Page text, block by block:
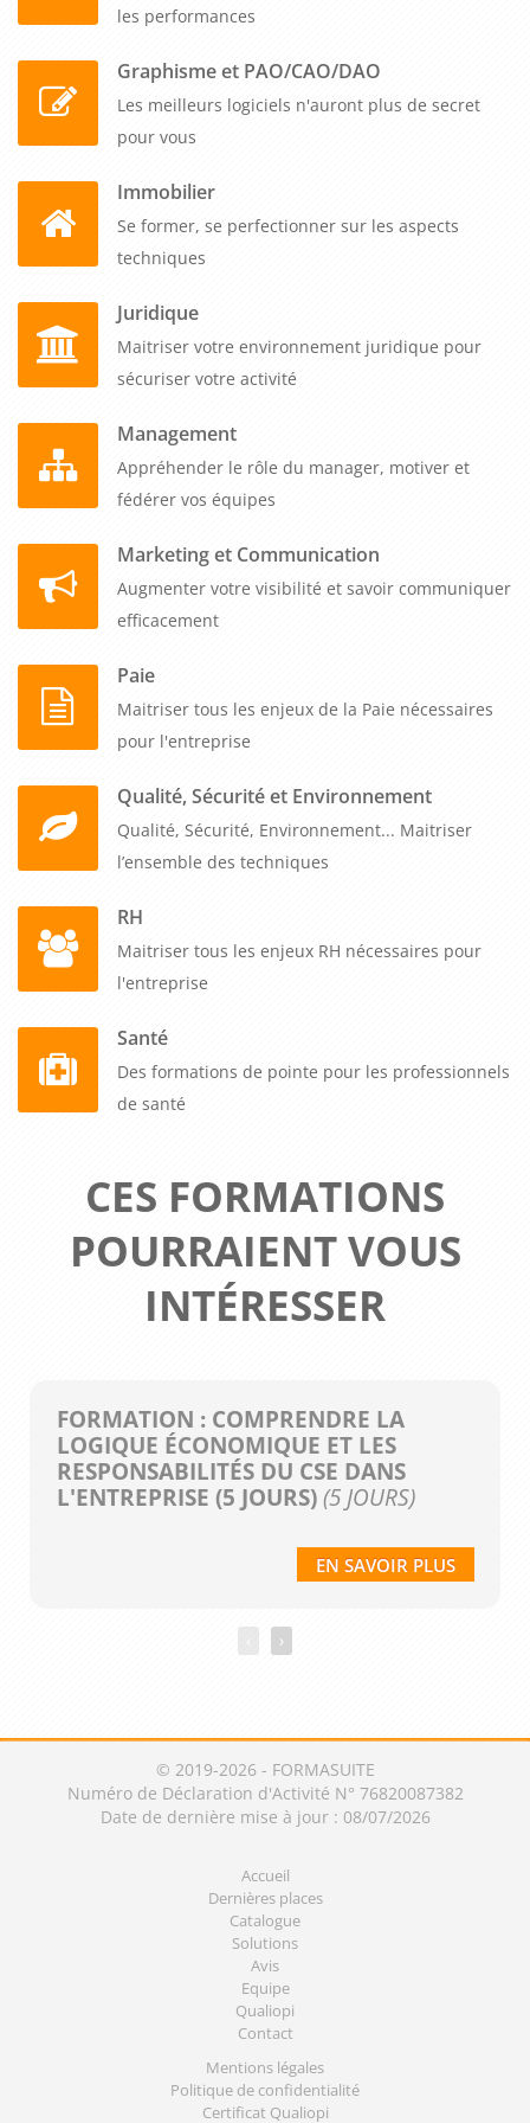
les performances
Graphisme et PAO/CAO/DAO
Les meilleurs logiciels n'auront plus de secret
pour vous
Immobilier
Se former, se perfectionner sur les aspects
techniques
Juridique
Maitriser votre environnement juridique pour
sécuriser votre activité
Management
Appréhender le rôle du manager, motiver et
fédérer vos équipes
Marketing et Communication
Augmenter votre visibilité et savoir communiquer
efficacement
Paie
Maitriser tous les enjeux de la Paie nécessaires
pour l'entreprise
Qualité, Sécurité et Environnement
Qualité, Sécurité, Environnement... Maitriser
l’ensemble des techniques
RH
Maitriser tous les enjeux RH nécessaires pour
l'entreprise
Santé
Des formations de pointe pour les professionnels
de santé
CES FORMATIONS
POURRAIENT VOUS
INTÉRESSER
FORMATION : COMPRENDRE LA
LOGIQUE ÉCONOMIQUE ET LES
RESPONSABILITÉS DU CSE DANS
L'ENTREPRISE (5 JOURS)(5 JOURS)
EN SAVOIR PLUS
›
© 2019-2026 - FORMASUITE
Numéro de Déclaration d'Activité N° 76820087382
Date de dernière mise à jour : 08/07/2026
Accueil
Dernières places
Catalogue
Solutions
Avis
Equipe
Qualiopi
Contact
Mentions légales
Politique de confidentialité
Certificat Qualiopi